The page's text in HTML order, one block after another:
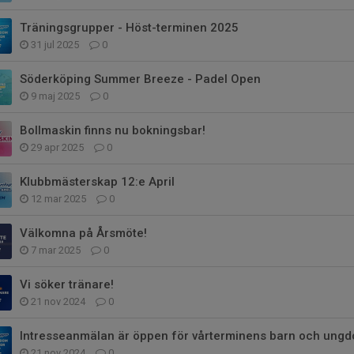
Träningsgrupper - Höst-terminen 2025
31 jul 2025 0
Söderköping Summer Breeze - Padel Open
9 maj 2025 0
Bollmaskin finns nu bokningsbar!
29 apr 2025 0
Klubbmästerskap 12:e April
12 mar 2025 0
Välkomna på Årsmöte!
7 mar 2025 0
Vi söker tränare!
21 nov 2024 0
Intresseanmälan är öppen för vårterminens barn och